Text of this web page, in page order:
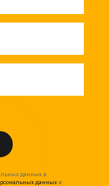
данных в
данных и